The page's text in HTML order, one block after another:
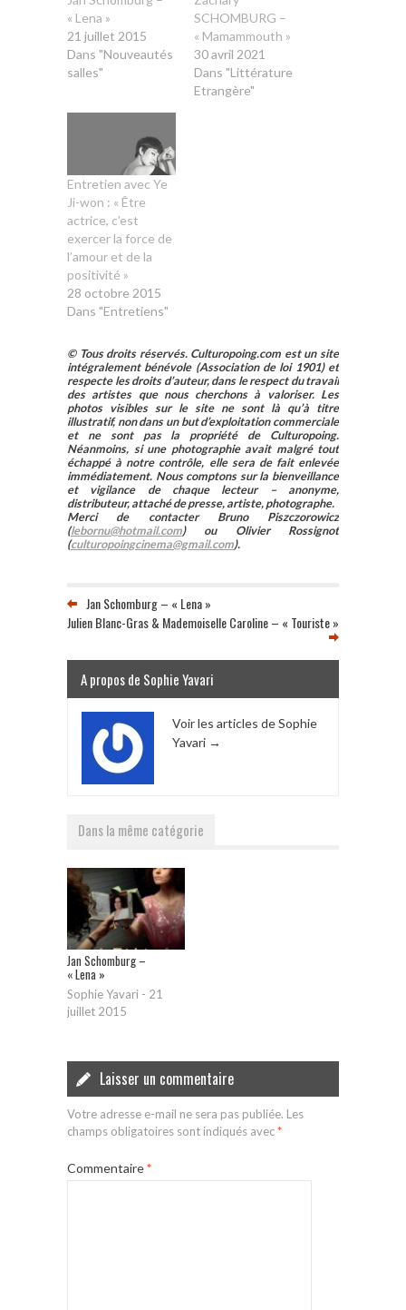
« Lena »
21 juillet 2015
Dans "Nouveautés
salles"
SCHOMBURG –
« Mamammouth »
30 avril 2021
Dans "Littérature
Etrangère"
Entretien avec Ye
Ji-won : « Être
actrice, c’est
exercer la force de
l’amour et de la
positivité »
28 octobre 2015
Dans "Entretiens"
© Tous droits réservés. Culturopoing.com est un site
intégralement bénévole (Association de loi 1901) et
respecte les droits d’auteur, dans le respect du travail
des artistes que nous cherchons à valoriser. Les
photos visibles sur le site ne sont là qu’à titre
illustratif, non dans un but d’exploitation commerciale
et ne sont pas la propriété de Culturopoing.
Néanmoins, si une photographie avait malgré tout
échappé à notre contrôle, elle sera de fait enlevée
immédiatement. Nous comptons sur la bienveillance
et vigilance de chaque lecteur – anonyme,
distributeur, attaché de presse, artiste, photographe.
Merci de contacter Bruno Piszczorowicz
(lebornu@hotmail.com) ou Olivier Rossignot
(culturopoingcinema@gmail.com).
Jan Schomburg – « Lena »
Julien Blanc-Gras & Mademoiselle Caroline – « Touriste »
A propos de Sophie Yavari
Voir les articles de Sophie
Yavari →
Dans la même catégorie
Jan Schomburg –
« Lena »
Sophie Yavari - 21
juillet 2015
Laisser un commentaire
Votre adresse e-mail ne sera pas publiée. Les
champs obligatoires sont indiqués avec*
Commentaire*